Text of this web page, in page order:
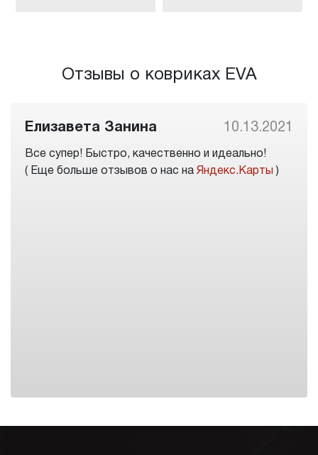
Отзывы о ковриках EVA
Елизавета Занина 10.13.2021
Все супер! Быстро, качественно и идеально!
( Еще больше отзывов о нас на Яндекс.Карты )